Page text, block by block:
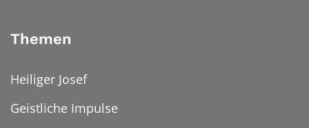
Themen
Heiliger Josef
Geistliche Impulse